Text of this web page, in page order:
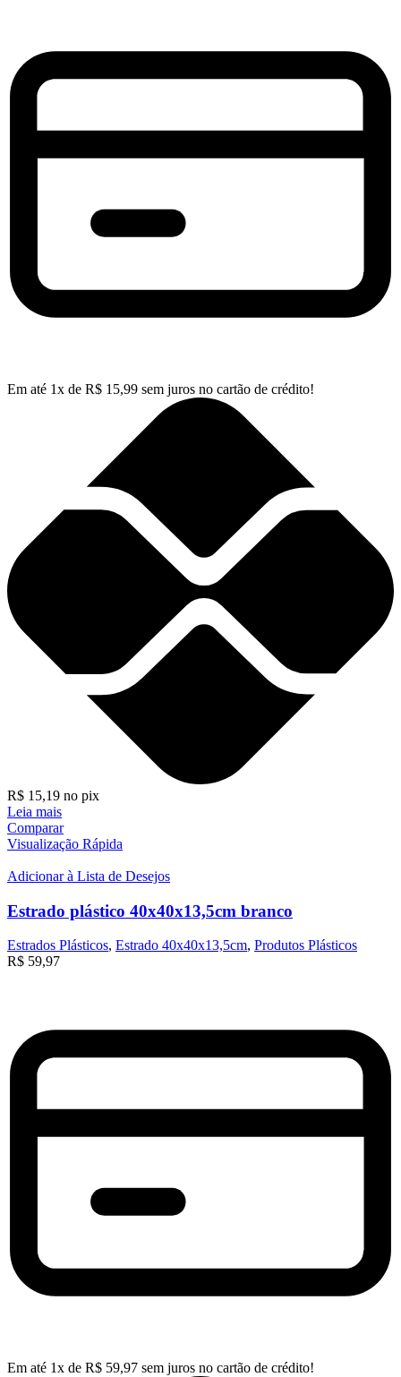
Em até 1x de R$ 15,99 sem juros no cartão de crédito!
R$ 15,19 no pix
Leia mais
Comparar
Visualização Rápida
Adicionar à Lista de Desejos
Estrado plástico 40x40x13,5cm branco
Estrados Plásticos, Estrado 40x40x13,5cm, Produtos Plásticos
R$ 59,97
Em até 1x de R$ 59,97 sem juros no cartão de crédito!